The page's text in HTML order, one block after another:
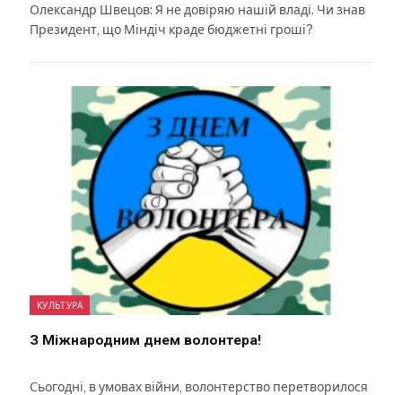
Олександр Швецов: Я не довіряю нашій владі. Чи знав
Президент, що Міндіч краде бюджетні гроші?
КУЛЬТУРА
З Міжнародним днем волонтера!
Сьогодні, в умовах війни, волонтерство перетворилося